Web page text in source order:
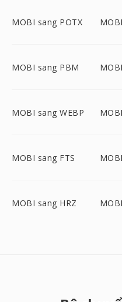
MOBI sang POTX
MOBI sang PBM
MOBI sang WEBP
MOBI sang FTS
MOBI sang HRZ